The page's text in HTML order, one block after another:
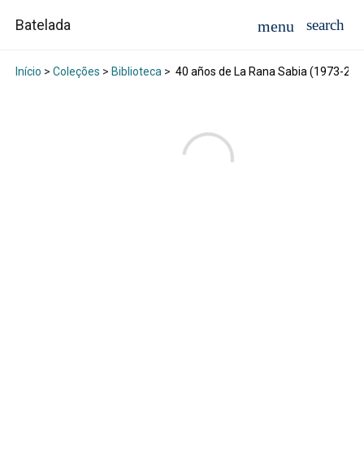
Batelada
Início > Coleções > Biblioteca> 40 años de La Rana Sabia (1973-